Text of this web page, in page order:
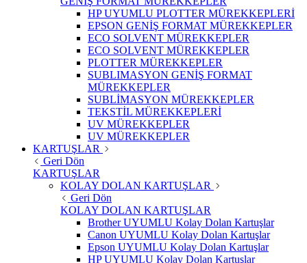
HP UYUMLU PLOTTER MÜREKKEPLERİ
EPSON GENİŞ FORMAT MÜREKKEPLER
ECO SOLVENT MÜREKKEPLER
ECO SOLVENT MÜREKKEPLER
PLOTTER MÜREKKEPLER
SUBLIMASYON GENİŞ FORMAT
MÜREKKEPLER
SUBLİMASYON MÜREKKEPLER
TEKSTİL MÜREKKEPLERİ
UV MÜREKKEPLER
UV MÜREKKEPLER
KARTUŞLAR
Geri Dön
KARTUŞLAR
KOLAY DOLAN KARTUŞLAR
Geri Dön
KOLAY DOLAN KARTUŞLAR
Brother UYUMLU Kolay Dolan Kartuşlar
Canon UYUMLU Kolay Dolan Kartuşlar
Epson UYUMLU Kolay Dolan Kartuşlar
HP UYUMLU Kolay Dolan Kartuşlar